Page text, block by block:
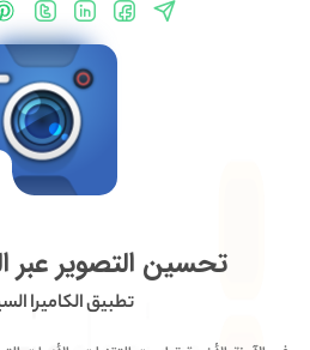
تحسين التصوير عبر
تطبيق الكاميرا